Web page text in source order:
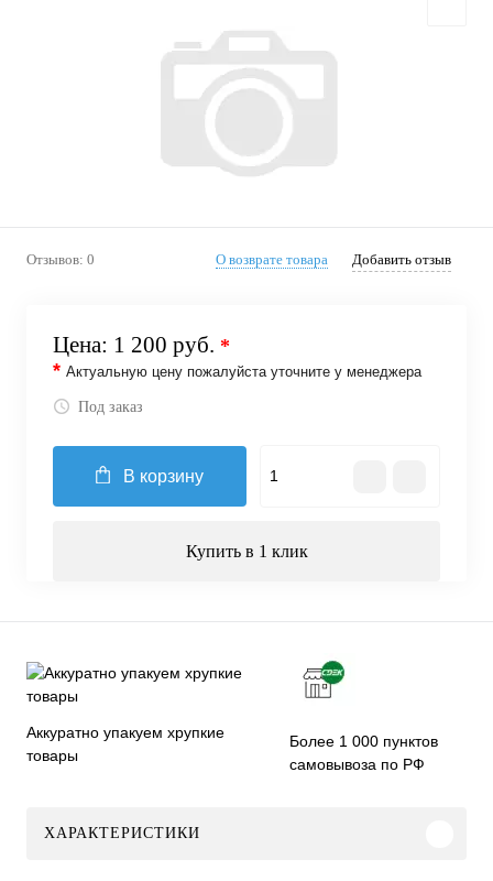
Отзывов: 0 О возврате товара Добавить отзыв
Цена: 1 200 руб. *
* Актуальную цену пожалуйста уточните у менеджера
Под заказ
В корзину
Купить в 1 клик
Аккуратно упакуем хрупкие
товары
Более 1 000 пунктов
самовывоза по РФ
ХАРАКТЕРИСТИКИ